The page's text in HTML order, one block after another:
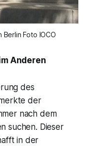
Berlin Foto IOCO
Anderen
des
der
nach dem
suchen. Dieser
in der